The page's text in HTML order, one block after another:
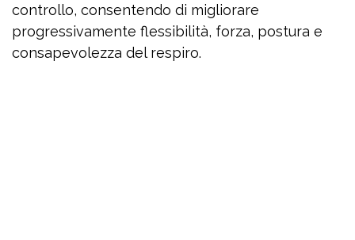
controllo, consentendo di migliorare
progressivamente flessibilità, forza, postura e
consapevolezza del respiro.